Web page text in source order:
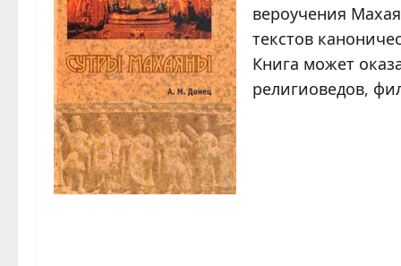
вероучения
текстов
Книга может
религиоведов,